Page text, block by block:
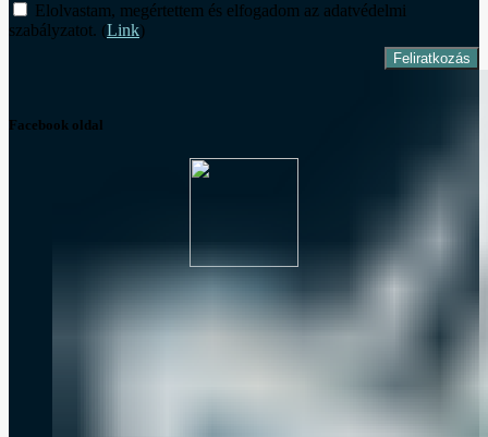
Elolvastam, megértettem és elfogadom az adatvédelmi
szabályzatot. (Link)
Facebook oldal